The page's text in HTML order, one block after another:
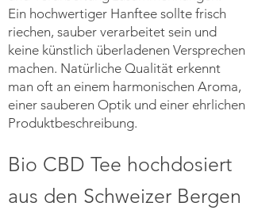
Ein hochwertiger Hanftee sollte frisch
riechen, sauber verarbeitet sein und
keine künstlich überladenen Versprechen
machen. Natürliche Qualität erkennt
man oft an einem harmonischen Aroma,
einer sauberen Optik und einer ehrlichen
Produktbeschreibung.
Bio CBD Tee hochdosiert
aus den Schweizer Bergen